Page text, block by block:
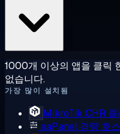
1000개 이상의 앱을 클릭
없습니다.
가장 많이 설치됨
MikroTik CHR
aaPanel 경량 호